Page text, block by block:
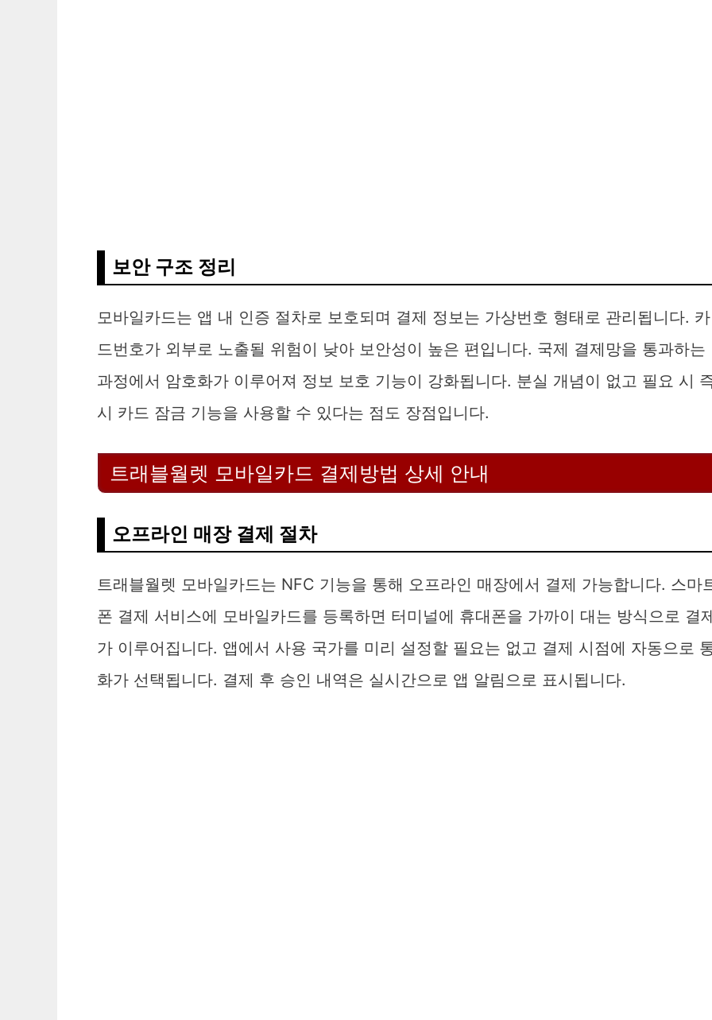
보안 구조 정리
모바일카드는 앱 내 인증 절차로 보호되며 결제 정보는 가상번호 형태로 관리됩니다. 카
드번호가 외부로 노출될 위험이 낮아 보안성이 높은 편입니다. 국제 결제망을 통과하는
과정에서 암호화가 이루어져 정보 보호 기능이 강화됩니다. 분실 개념이 없고 필요 시
시 카드 잠금 기능을 사용할 수 있다는 점도 장점입니다.
트래블월렛 모바일카드 결제방법 상세 안내
오프라인 매장 결제 절차
트래블월렛 모바일카드는 NFC 기능을 통해 오프라인 매장에서 결제 가능합니다. 스마
폰 결제 서비스에 모바일카드를 등록하면 터미널에 휴대폰을 가까이 대는 방식으로 결
가 이루어집니다. 앱에서 사용 국가를 미리 설정할 필요는 없고 결제 시점에 자동으로
화가 선택됩니다. 결제 후 승인 내역은 실시간으로 앱 알림으로 표시됩니다.